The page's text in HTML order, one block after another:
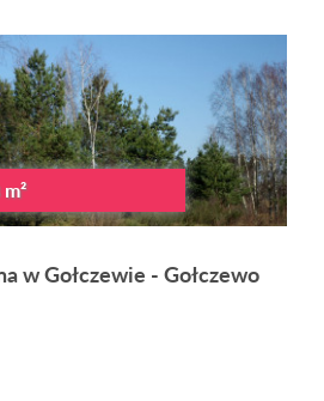
w Gołczewie - Gołczewo